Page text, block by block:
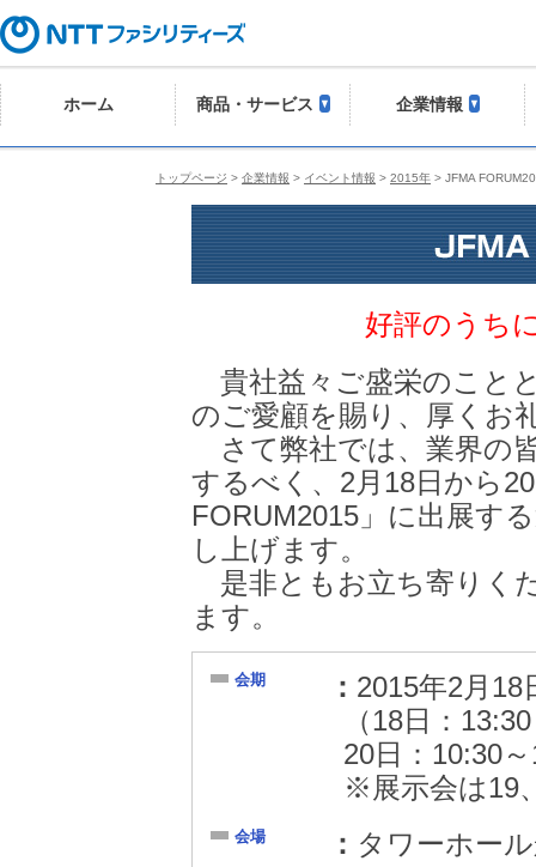
ホーム 商品・サービス 企業情報
トップページ > 企業情報 > イベント情報 > 2015年 > JFMA
好評のうち
貴社益々ご盛栄のこと
のご愛顧を賜り、厚くお
さて弊社では、業界の
するべく、2月18日から
FORUM2015」に出展す
し上げます。
是非ともお立ち寄りく
ます。
会期
2015年2月18
（18日：
20日：10:30
※展示会は19
会場 タワーホー